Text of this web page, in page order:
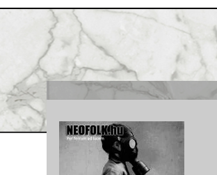
Jump to navigation
Neofolk.hu #34